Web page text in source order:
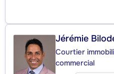
Jérémie
Courtier
commercial